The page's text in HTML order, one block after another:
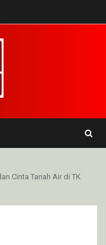
Cinta Tanah Air di TK